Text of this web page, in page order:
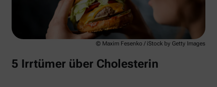
© Maxim Fesenko / iStock by Getty Images
5 Irrtümer über Cholesterin